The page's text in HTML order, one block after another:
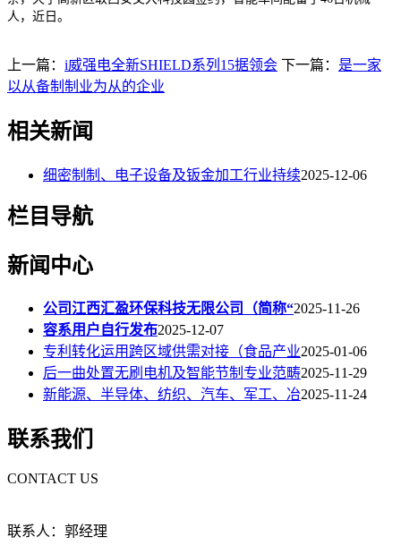
人，近日。
上一篇： i威强电全新SHIELD系列15据领会 下一篇： 是一家
以从备制制业为从的企业
相关新闻
细密制制、电子设备及钣金加工行业持续2025-12-06
栏目导航
新闻中心
公司江西汇盈环保科技无限公司（简称“2025-11-26
容系用户自行发布2025-12-07
专利转化运用跨区域供需对接（食品产业2025-01-06
后一曲处置无刷电机及智能节制专业范畴2025-11-29
新能源、半导体、纺织、汽车、军工、冶2025-11-24
联系我们
CONTACT US
联系人：郭经理